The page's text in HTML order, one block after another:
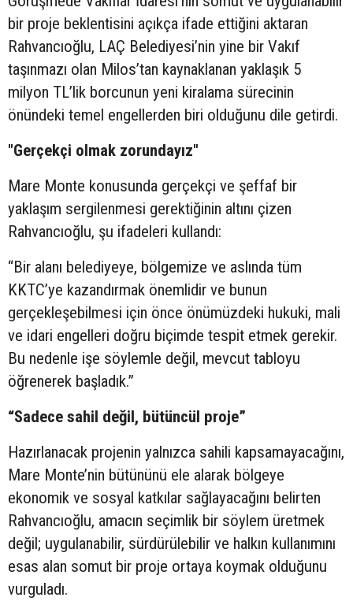
bir proje beklentisini açıkça ifade ettiğini aktaran
Rahvancıoğlu, LAÇ Belediyesi’nin yine bir Vakıf
taşınmazı olan Milos’tan kaynaklanan yaklaşık 5
milyon TL’lik borcunun yeni kiralama sürecinin
önündeki temel engellerden biri olduğunu dile getirdi.
"Gerçekçi olmak zorundayız"
Mare Monte konusunda gerçekçi ve şeffaf bir
yaklaşım sergilenmesi gerektiğinin altını çizen
Rahvancıoğlu, şu ifadeleri kullandı:
“Bir alanı belediyeye, bölgemize ve aslında tüm
KKTC’ye kazandırmak önemlidir ve bunun
gerçekleşebilmesi için önce önümüzdeki hukuki, mali
ve idari engelleri doğru biçimde tespit etmek gerekir.
Bu nedenle işe söylemle değil, mevcut tabloyu
öğrenerek başladık.”
“Sadece sahil değil, bütüncül proje”
Hazırlanacak projenin yalnızca sahili kapsamayacağını,
Mare Monte’nin bütününü ele alarak bölgeye
ekonomik ve sosyal katkılar sağlayacağını belirten
Rahvancıoğlu, amacın seçimlik bir söylem üretmek
değil; uygulanabilir, sürdürülebilir ve halkın kullanımını
esas alan somut bir proje ortaya koymak olduğunu
vurguladı.